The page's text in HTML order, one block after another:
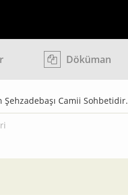
Döküman
Şehzadebaşı Camii Sohbetidir.